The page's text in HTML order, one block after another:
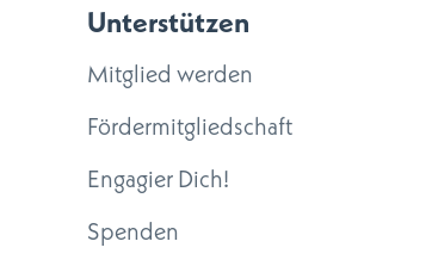
Unterstützen
Mitglied werden
Fördermitgliedschaft
Engagier Dich!
Spenden